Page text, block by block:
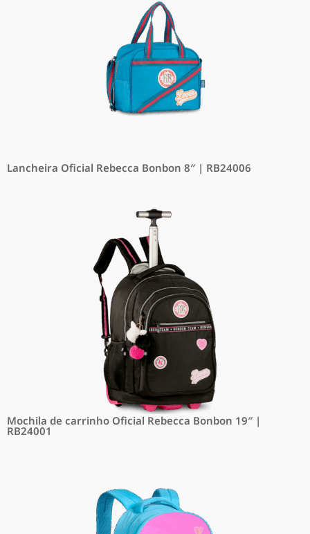
Lancheira Oficial Rebecca Bonbon 8″ | RB24006
Mochila de carrinho Oficial Rebecca Bonbon 19″ |
RB24001